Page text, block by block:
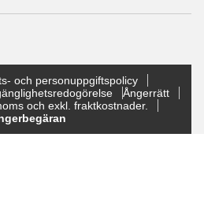
och personuppgiftspolicy
Ångerrätt
och exkl. fraktkostnader.